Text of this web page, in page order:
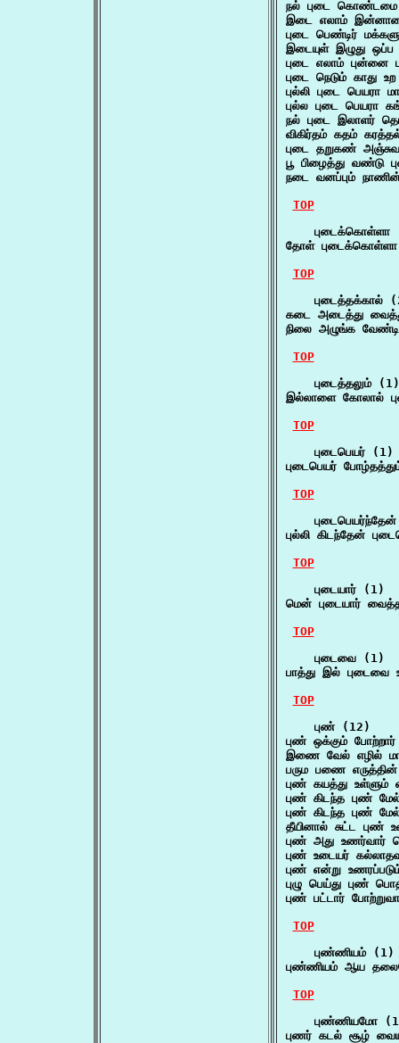
நல் புடை
இடை எலாம்
புடை பெண்டிர்
இடையுள் இழுது
புடை எலாம் புன்னை
புடை நெடும்
புல்லி புடை பெயரா
புல்ல புடை பெயரா
நல் புடை இலாளர்
விகிர்தம் கதம்
புடை தறுகண்
பூ பிழைத்து
நடை வனப்பும்
TOP
புடைக்கொள்ளா
தோள் புடைக்கொள்ளா
TOP
புடைத்தக்கால்
கடை அடைத்து
நிலை அழுங்க
TOP
    புடைத்தலும் (1)
இல்லாளை கோலால்
TOP
    புடைபெயர் (1)
புடைபெயர்
TOP
புல்லி கிடந்தேன்
TOP
    புடையார் (1)
மென் புடையார்
TOP
    புடைவை (1)
பாத்து இல்
TOP
    புண் (12)
புண் ஒக்கும்
இணை வேல் எழில்
பரும பணை
புண் கயத்து
புண் கிடந்த புண்
புண் கிடந்த புண்
தீயினால் சுட்ட
புண் அது உணர்வார்
புண் உடையர்
புண் என்று
புழு பெய்து புண்
புண் பட்டார்
TOP
    புண்ணியம் (1)
புண்ணியம் ஆய
TOP
புண்ணியமோ
புணர் கடல் சூழ்